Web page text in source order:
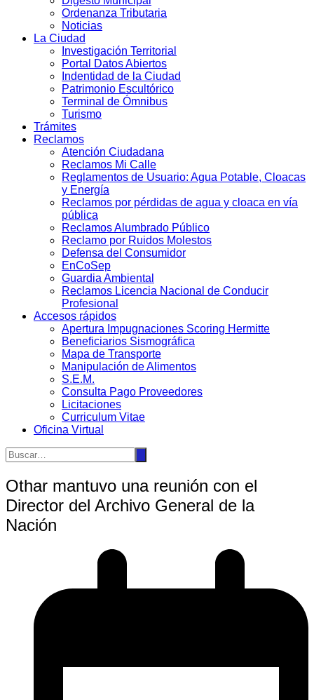
Ordenanza Tributaria
Noticias
La Ciudad
Investigación Territorial
Portal Datos Abiertos
Indentidad de la Ciudad
Patrimonio Escultórico
Terminal de Ómnibus
Turismo
Trámites
Reclamos
Atención Ciudadana
Reclamos Mi Calle
Reglamentos de Usuario: Agua Potable, Cloacas
y Energía
Reclamos por pérdidas de agua y cloaca en vía
pública
Reclamos Alumbrado Público
Reclamo por Ruidos Molestos
Defensa del Consumidor
EnCoSep
Guardia Ambiental
Reclamos Licencia Nacional de Conducir
Profesional
Accesos rápidos
Apertura Impugnaciones Scoring Hermitte
Beneficiarios Sismográfica
Mapa de Transporte
Manipulación de Alimentos
S.E.M.
Consulta Pago Proveedores
Licitaciones
Curriculum Vitae
Oficina Virtual
Othar mantuvo una reunión con el
Director del Archivo General de la
Nación